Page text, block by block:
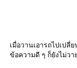
เมื่อวานเอารถไปเปลี่
ข้อความดี ๆ ก็ยังไม่ว